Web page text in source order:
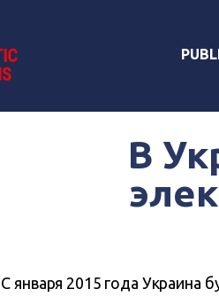
В
С января 2015 года Украина